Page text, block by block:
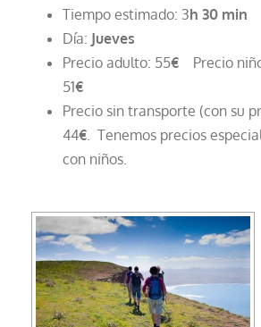
Tiempo estimado: 3h 30 min
Día: Jueves
Precio adulto: 55€ Precio
51€
Precio sin transporte (con su
44€ . Tenemos precios
con niños.